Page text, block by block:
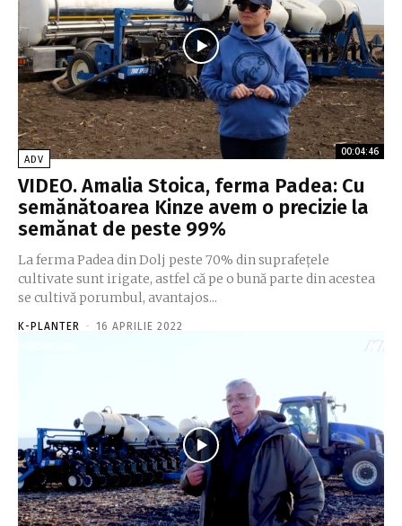
00:04:46
ADV
VIDEO. Amalia Stoica, ferma Padea: Cu
semănătoarea Kinze avem o precizie la
semănat de peste 99%
La ferma Padea din Dolj peste 70% din suprafețele
cultivate sunt irigate, astfel că pe o bună parte din acestea
se cultivă porumbul, avantajos...
K-PLANTER - 16 APRILIE 2022